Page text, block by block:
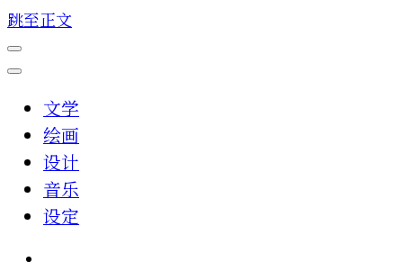
跳至正文
文学
绘画
设计
音乐
设定